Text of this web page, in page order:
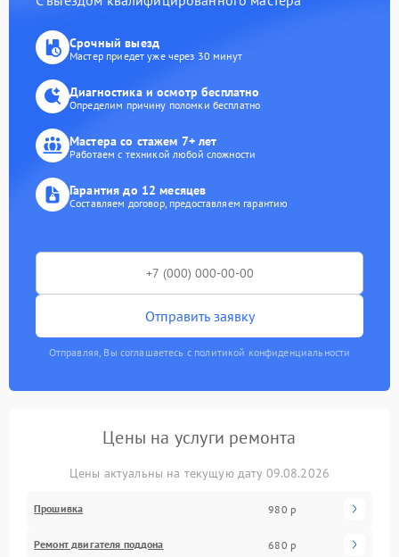
Срочный выезд
Мастер приедет уже через 30 минут
Диагностика и осмотр бесплатно
Определим причину поломки бесплатно
Мастера со стажем 7+ лет
Работаем с техникой любой сложности
Гарантия до 12 месяцев
Составляем договор, предоставляем гарантию
Отправить заявку
Отправляя, Вы соглашаетесь с политикой конфиденциальности
Цены на услуги ремонта
Цены актуальны на текущую дату 09.08.2026
Прошивка 980 р
Ремонт двигателя поддона 680 р